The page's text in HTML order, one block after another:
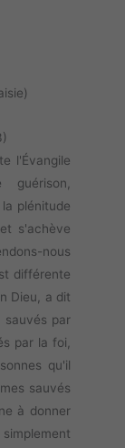
l'Évangile
plénitude
s'achève
nous
différente
Dieu, a dit
sauvés par
par la foi,
qu'il
sauvés
à donner